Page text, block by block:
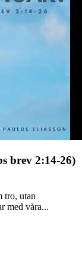
brev 2:14-26)
tro, utan
med våra...